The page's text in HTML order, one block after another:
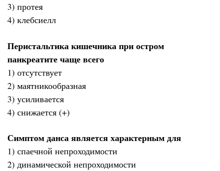
3) протея
4) клебсиелл
Перистальтика кишечника при остром
панкреатите чаще всего
1) отсутствует
2) маятникообразная
3) усиливается
4) снижается (+)
Симптом данса является характерным для
1) спаечной непроходимости
2) динамической непроходимости